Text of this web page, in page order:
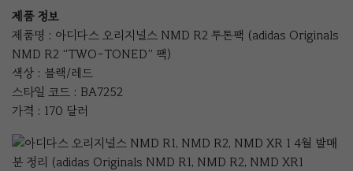
제품 정보
제품명 : 아디다스 오리지널스 NMD R2 투톤팩 (adidas Originals
NMD R2 “TWO-TONED” 팩)
색상 : 블랙/레드
스타일 코드 : BA7252
가격 : 170 달러